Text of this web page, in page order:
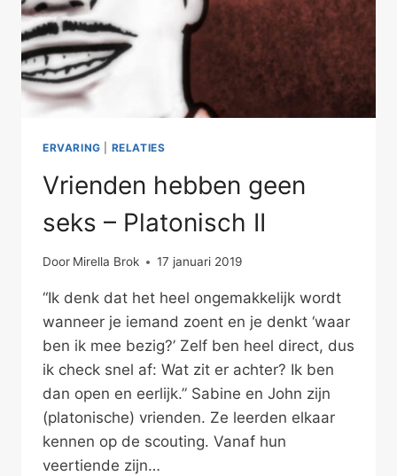
ERVARING RELATIES
Vrienden hebben geen
seks – Platonisch II
Door Mirella Brok 17 januari 2019
“Ik denk dat het heel ongemakkelijk wordt
wanneer je iemand zoent en je denkt ‘waar
ben ik mee bezig?’ Zelf ben heel direct, dus
ik check snel af: Wat zit er achter? Ik ben
dan open en eerlijk.” Sabine en John zijn
(platonische) vrienden. Ze leerden elkaar
kennen op de scouting. Vanaf hun
veertiende zijn…